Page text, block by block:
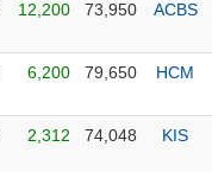
12,200 73,950 ACBS
6,200 79,650 HCM
2,312 74,048 KIS